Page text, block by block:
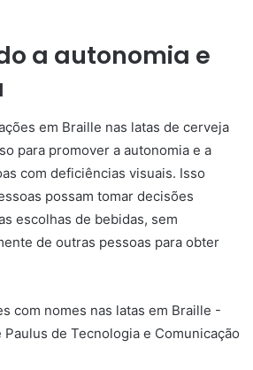
a autonomia e
em Braille nas latas de cerveja
para promover a autonomia e a
com deficiências visuais. Isso
possam tomar decisões
escolhas de bebidas, sem
de outras pessoas para obter